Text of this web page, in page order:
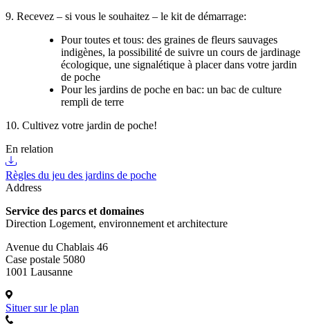
9. Recevez – si vous le souhaitez – le kit de démarrage:
Pour toutes et tous: des graines de fleurs sauvages
indigènes, la possibilité de suivre un cours de jardinage
écologique, une signalétique à placer dans votre jardin
de poche
Pour les jardins de poche en bac: un bac de culture
rempli de terre
10. Cultivez votre jardin de poche!
En relation
Règles du jeu des jardins de poche
Address
Service des parcs et domaines
Direction Logement, environnement et architecture
Avenue du Chablais 46
Case postale 5080
1001 Lausanne
Situer sur le plan